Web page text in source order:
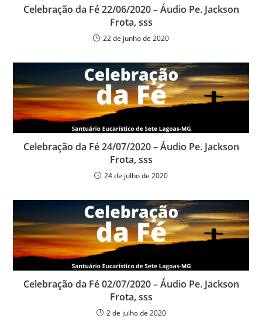
Celebração da Fé 22/06/2020 – Áudio Pe. Jackson
Frota, sss
22 de junho de 2020
Celebração da Fé 24/07/2020 – Áudio Pe. Jackson
Frota, sss
24 de julho de 2020
Celebração da Fé 02/07/2020 – Áudio Pe. Jackson
Frota, sss
2 de julho de 2020